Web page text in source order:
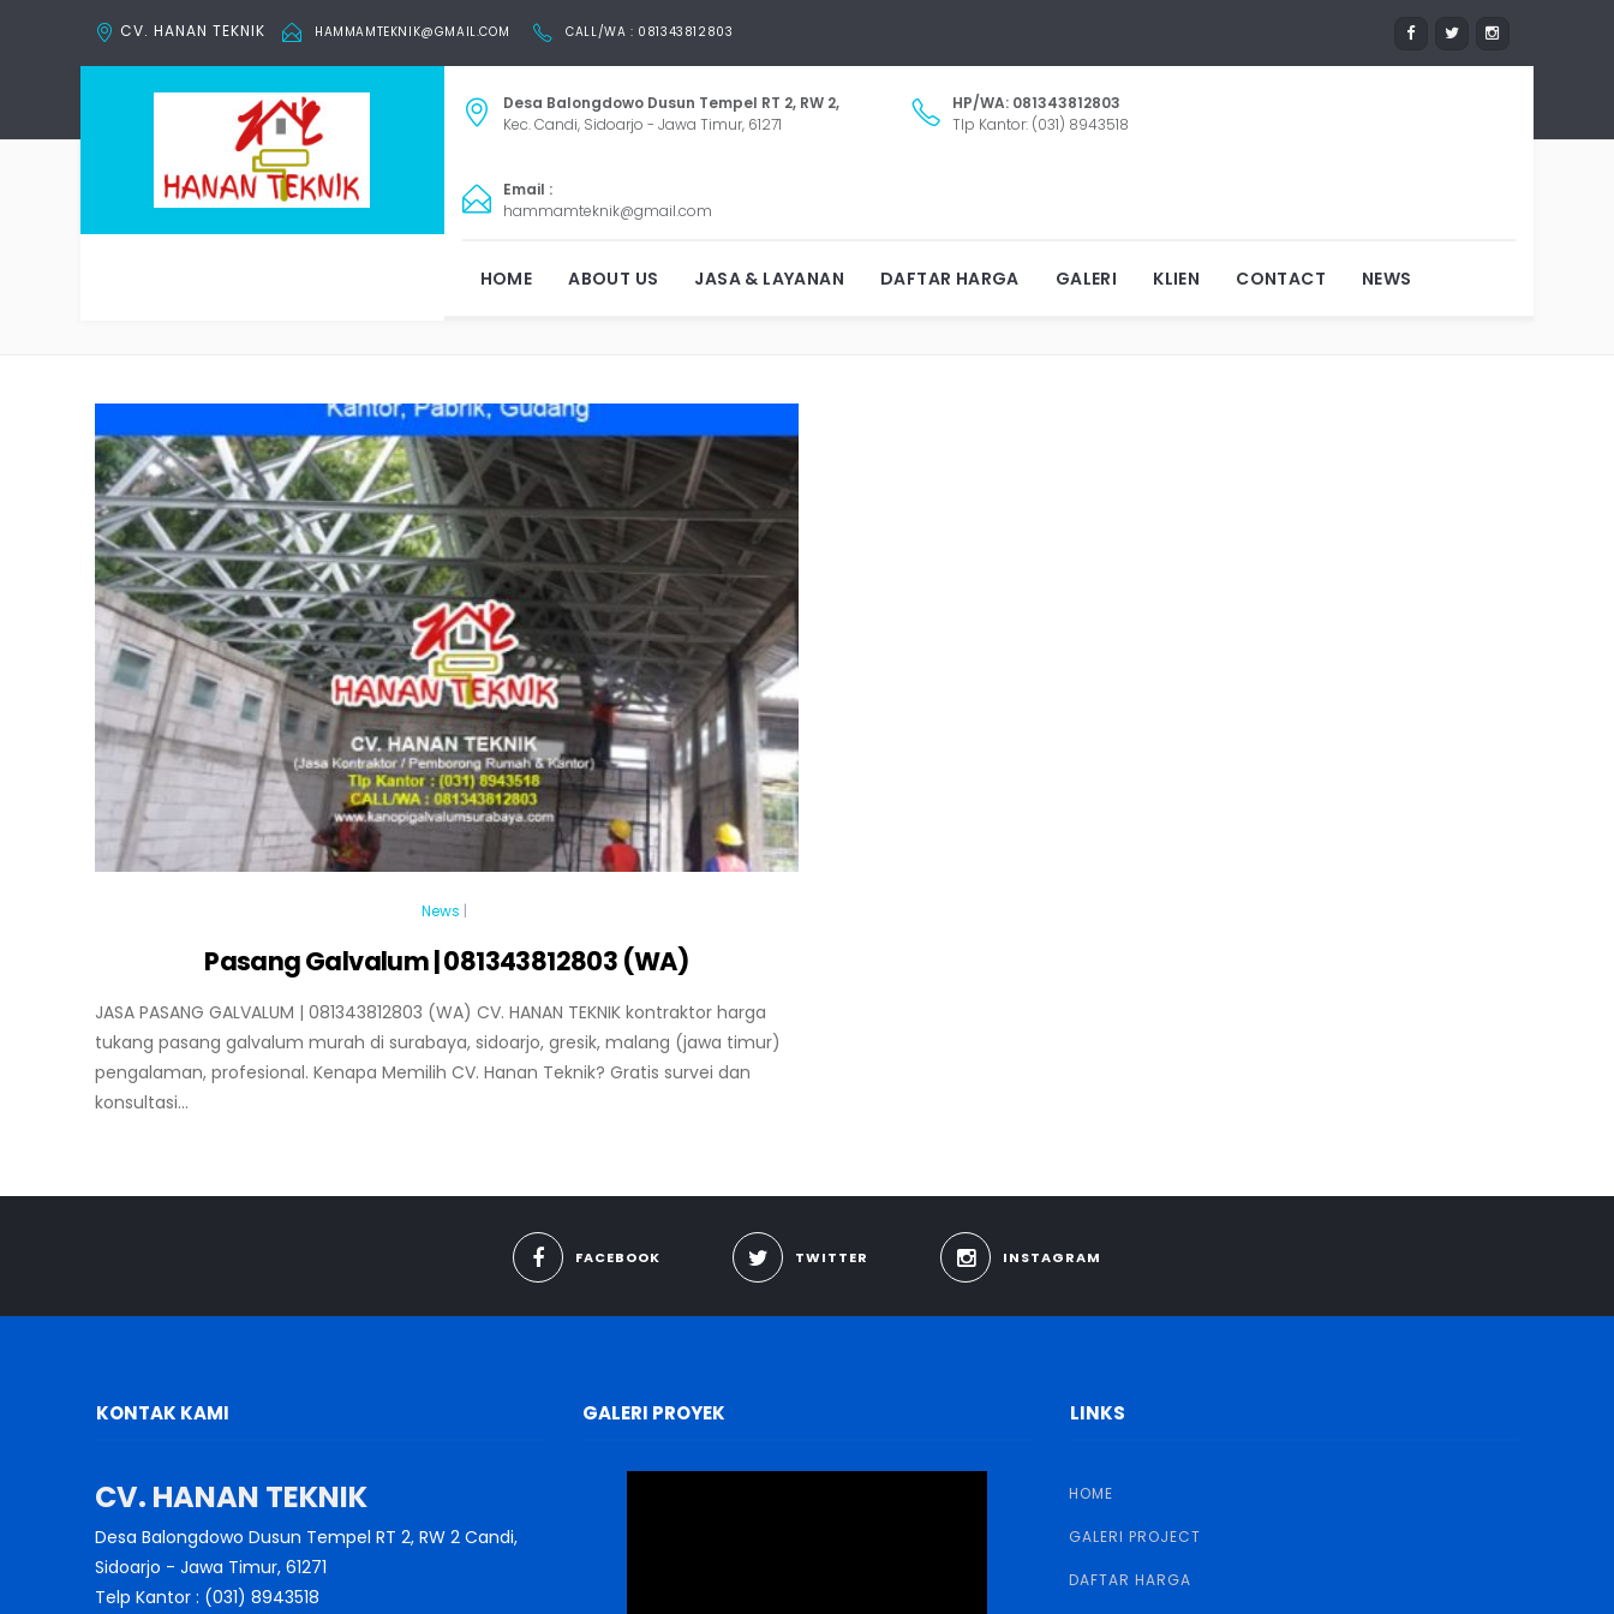
CV. HANAN TEKNIK HAMMAMTEKNIK@GMAIL.COM CALL/WA : 081343812803
Desa Balongdowo Dusun Tempel RT 2, RW 2,
Kec. Candi, Sidoarjo - Jawa Timur, 61271
HP/WA: 081343812803
Tlp Kantor: (031) 8943518
Email :
hammamteknik@gmail.com
HOME ABOUT US JASA & LAYANAN DAFTAR HARGA GALERI KLIEN CONTACT NEWS
KONTRAKTOR GALVALUM MADE
News |
Pasang Galvalum | 081343812803 (WA)
JASA PASANG GALVALUM | 081343812803 (WA) CV. HANAN TEKNIK kontraktor harga
tukang pasang galvalum murah di surabaya, sidoarjo, gresik, malang (jawa timur)
pengalaman, profesional. Kenapa Memilih CV. Hanan Teknik? Gratis survei dan
konsultasi...
FACEBOOK TWITTER INSTAGRAM
KONTAK KAMI
CV. HANAN TEKNIK
Desa Balongdowo Dusun Tempel RT 2, RW 2 Candi,
Sidoarjo - Jawa Timur, 61271
Telp Kantor : (031) 8943518
GALERI PROYEK LINKS
HOME
GALERI PROJECT
DAFTAR HARGA